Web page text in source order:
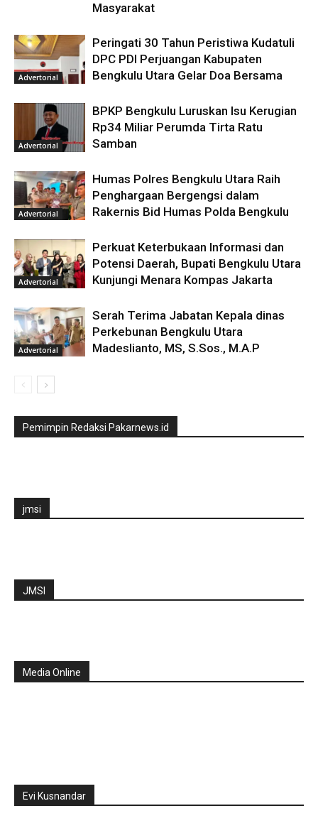
Masyarakat
Advertorial
Peringati 30 Tahun Peristiwa Kudatuli
DPC PDI Perjuangan Kabupaten
Bengkulu Utara Gelar Doa Bersama
Advertorial
BPKP Bengkulu Luruskan Isu Kerugian
Rp34 Miliar Perumda Tirta Ratu
Samban
Advertorial
Humas Polres Bengkulu Utara Raih
Penghargaan Bergengsi dalam
Rakernis Bid Humas Polda Bengkulu
Advertorial
Perkuat Keterbukaan Informasi dan
Potensi Daerah, Bupati Bengkulu Utara
Kunjungi Menara Kompas Jakarta
Advertorial
Serah Terima Jabatan Kepala dinas
Perkebunan Bengkulu Utara
Madeslianto, MS, S.Sos., M.A.P
Pemimpin Redaksi Pakarnews.id
jmsi
JMSI
Media Online
Evi Kusnandar